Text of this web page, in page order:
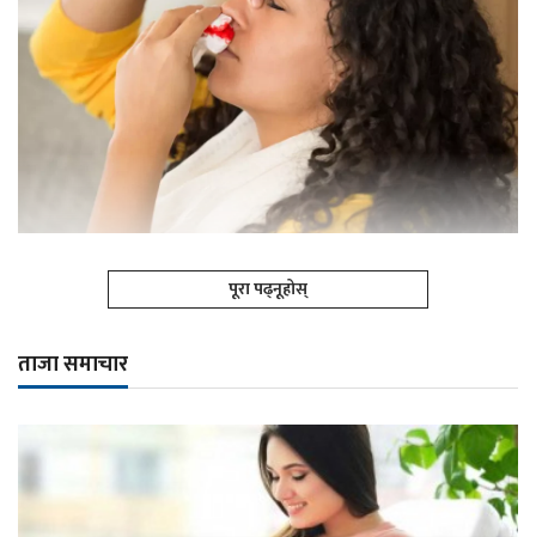
पूरा पढ्नूहोस्
ताजा समाचार